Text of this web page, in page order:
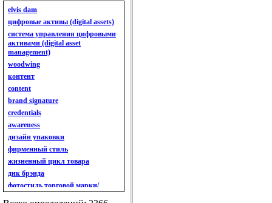
анализ имиджа
анализ кластерный
анализ конкурентов
анализ кросс-культурных
особенностей
анализ мак кинси «7s»
анализ макросистемы
анализ маркетинговый
анализ рынка
анализ ситуационный
анализ экспертный
индивидуальный
анкета
ассортимент
ассортимент товарный.
планирование товарного
ассортимента
ассортимент. глубина
elvis dam
цифровые активы (digital assets)
система управления цифровыми
активами (digital asset
management)
woodwing
контент
content
brand signature
credentials
awareness
дизайн упаковки
фирменный стиль
жизненный цикл товара
днк брэнда
фотостиль торговой марки/
линейки продукции